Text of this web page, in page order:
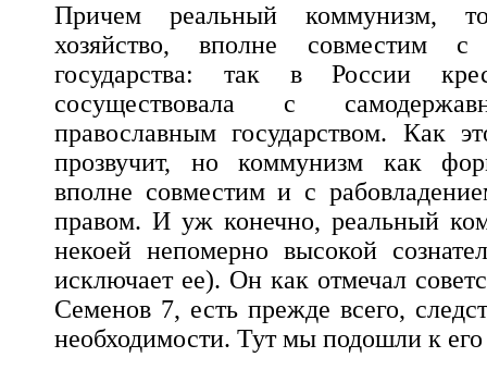
Причем реальный коммунизм,
хозяйство, вполне совместим
государства: так в России
сосуществовала с
православным государством. Как
прозвучит, но коммунизм как
вполне совместим и с
правом. И уж конечно, реальный
некоей непомерно высокой
исключает ее). Он как отмечал
Семенов 7, есть прежде всего,
необходимости. Тут мы подошли к его